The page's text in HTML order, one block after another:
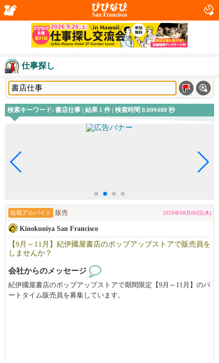
San Francisco
仕事探し
検索キーワード: 書店仕事 | 結果 1 件 | 検索時間 0.009488 秒
短期アルバイト 販売 2026年08月06日(木)
Kinokuniya San Francisco
【9月～11月】紀伊國屋書店のポップアップストアで販売員を
しませんか？
会社からのメッセージ
紀伊國屋書店のポップアップストアで期間限定【9月～11月】のパ
ートタイム販売員を募集しています。